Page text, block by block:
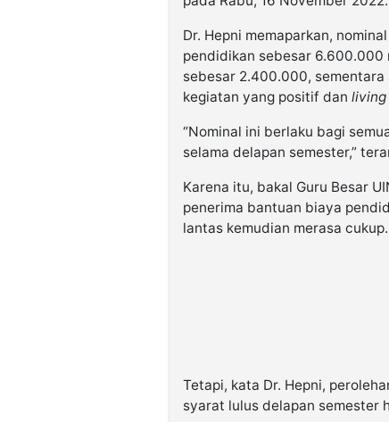
Dr. Hepni memaparkan,
pendidikan sebesar
sebesar 2.400.000,
kegiatan yang positif dan
“Nominal ini berlaku bagi
selama delapan semester,”
Karena itu, bakal Guru Besar
penerima bantuan biaya
lantas kemudian merasa cukup.
Tetapi, kata Dr. Hepni,
syarat lulus delapan semester